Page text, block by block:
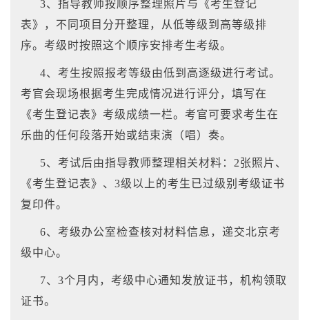
3、 指导教师按顺序整理照片与《考生登记
表》，不同项目分开整理，从低等级到高等级排
序。考级时按照这个顺序安排考生考级。
4、考生按照报考等级由低到高逐级进行考试。
考官会现场根据考生完成情况进行评分，填写在
《考生登记表》考级成绩一栏。考官可要求考生在
乐曲的任何段落开始或结束演（唱）奏。
5、考试后由指导教师整理相关材料：2张照片、
《考生登记表》、3级以上的考生已过级别考级证书
复印件。
6、考级办公室检查核对材料信息，递交北京考
级中心。
7、3个月内，考级中心通知发放证书，机构领取
证书。